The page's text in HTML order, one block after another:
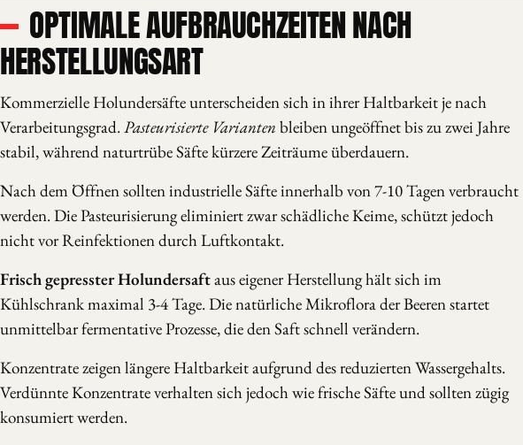
OPTIMALE AUFBRAUCHZEITEN NACH
HERSTELLUNGSART
Kommerzielle Holundersäfte unterscheiden sich in ihrer Haltbarkeit je nach
Verarbeitungsgrad.Pasteurisierte Varianten bleiben ungeöffnet bis zu zwei Jahre
stabil, während naturtrübe Säfte kürzere Zeiträume überdauern.
Nach dem Öffnen sollten industrielle Säfte innerhalb von 7-10 Tagen verbraucht
werden. Die Pasteurisierung eliminiert zwar schädliche Keime, schützt jedoch
nicht vor Reinfektionen durch Luftkontakt.
Frisch gepresster Holundersaftaus eigener Herstellung hält sich im
Kühlschrank maximal 3-4 Tage. Die natürliche Mikroflora der Beeren startet
unmittelbar fermentative Prozesse, die den Saft schnell verändern.
Konzentrate zeigen längere Haltbarkeit aufgrund des reduzierten Wassergehalts.
Verdünnte Konzentrate verhalten sich jedoch wie frische Säfte und sollten zügig
konsumiert werden.